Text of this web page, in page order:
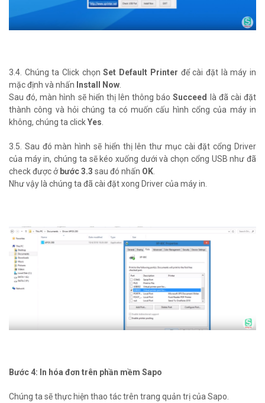
3.4. Chúng ta Click chọnSet Default Printer để cài đặt là máy in
mặc định và nhấn Install Now.
Sau đó, màn hình sẽ hiển thị lên thông báoSucceed
là đã cài đặt
thành công và hỏi chúng ta có muốn cấu hình cổng của máy in
không, chúng ta clickYes.
3.5. Sau đó màn hình sẽ hiển thị lên thư mục cài đặt cổng Driver
của máy in, chúng ta sẽ kéo xuống dưới và chọn cổng USB như đã
check được ở bước 3.3 sau đó nhấn OK.
Như vậy là chúng ta đã cài đặt xong Driver của máy in.
Bước 4: In hóa đơn trên phần mềm Sapo
Chúng ta sẽ thực hiện thao tác trên trang quản trị của Sapo.